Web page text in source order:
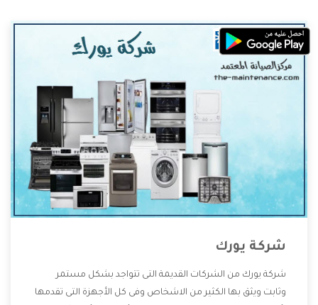
شركة يورك
شركة يورك من الشركات القديمة التى تتواجد بشكل مستمر
وثابت ويثق بها الكثير من الاشخاص وفى كل الأجهزة التى تقدمها